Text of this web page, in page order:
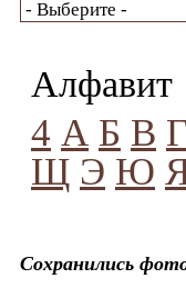
Алфавит
4 А Б В
Щ Э Ю
Сохранились